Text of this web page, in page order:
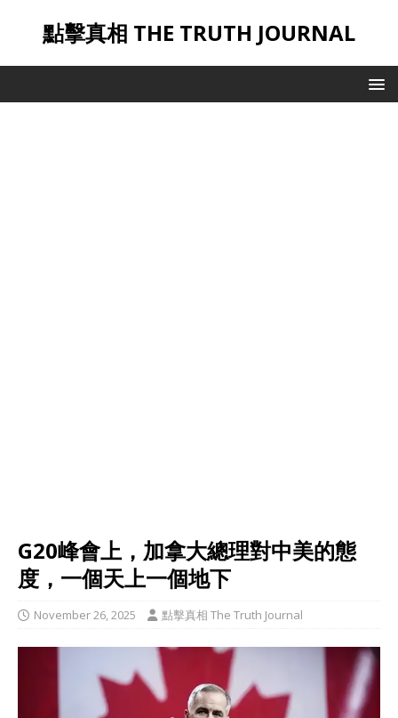
點擊真相 THE TRUTH JOURNAL
G20峰會上，加拿大總理對中美的態
度，一個天上一個地下
November 26, 2025 點擊真相 The Truth Journal